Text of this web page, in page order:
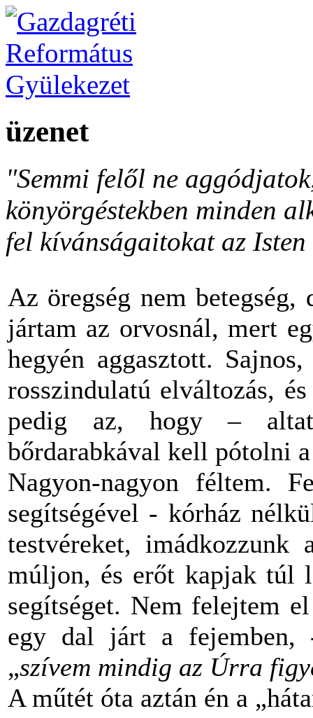
üzenet
"Semmi felől ne
könyörgéstekben minden
fel kívánságaitokat az
Az öregség nem
jártam az orvosnál, mert
hegyén aggasztott.
rosszindulatú elváltozás,
pedig az, hogy –
bőrdarabkával kell pótolni
Nagyon-nagyon féltem.
segítségével - kórház
testvéreket,
múljon, és erőt kapjak túl
segítséget. Nem felejtem
egy dal járt a fejemben,
„szívem mindig az Úrra
A műtét óta aztán én a